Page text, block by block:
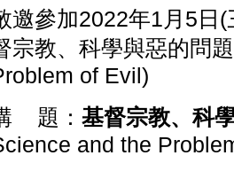
邀參加2022年1月5日
宗教、科學與惡的問
of Evil)
題： 基督宗教、科
and the